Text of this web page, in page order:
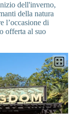
dell'inverno,
della natura
l’occasione di
offerta al suo